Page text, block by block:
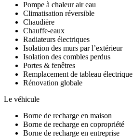
Pompe à chaleur air eau
Climatisation réversible
Chaudière
Chauffe-eaux
Radiateurs électriques
Isolation des murs par l’extérieur
Isolation des combles perdus
Portes & fenêtres
Remplacement de tableau électrique
Rénovation globale
Le véhicule
Borne de recharge en maison
Borne de recharge en copropriété
Borne de recharge en entreprise